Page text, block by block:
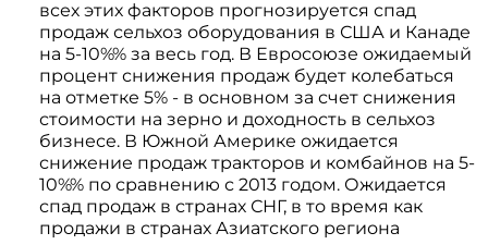
всех этих факторов прогнозируется спад
продаж сельхоз оборудования в США и Канаде
на 5-10%% за весь год. В Евросоюзе ожидаемый
процент снижения продаж будет колебаться
на отметке 5% - в основном за счет снижения
стоимости на зерно и доходность в сельхоз
бизнесе. В Южной Америке ожидается
снижение продаж тракторов и комбайнов на 5-
10%% по сравнению с 2013 годом. Ожидается
спад продаж в странах СНГ, в то время как
продажи в странах Азиатского региона